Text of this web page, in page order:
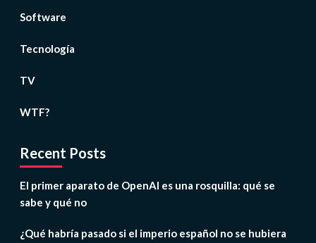
Software
Tecnología
TV
WTF?
Recent Posts
El primer aparato de OpenAI es una rosquilla: qué se
sabe y qué no
¿Qué habría pasado si el imperio español no se hubiera